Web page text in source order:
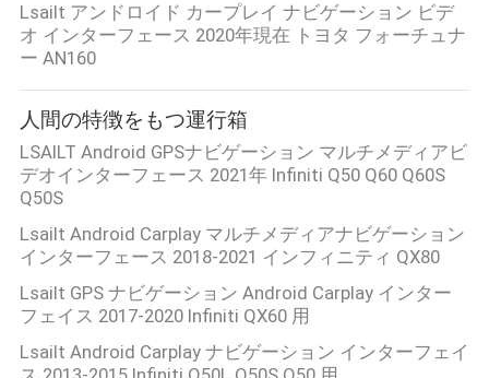
私
達
に
つ
い
て
工
Lsailt アンドロイド カープレイ ナビゲーション ビデ
オ インターフェース 2020年現在 トヨタ フォーチュナ
ー AN160
人間の特徴をもつ運行箱
LSAILT Android GPSナビゲーション マルチメディアビ
デオインターフェース 2021年 Infiniti Q50 Q60 Q60S
Q50S
Lsailt Android Carplay マルチメディアナビゲーション
インターフェース 2018-2021 インフィニティ QX80
Lsailt GPS ナビゲーション Android Carplay インター
フェイス 2017-2020 Infiniti QX60 用
Lsailt Android Carplay ナビゲーション インターフェイ